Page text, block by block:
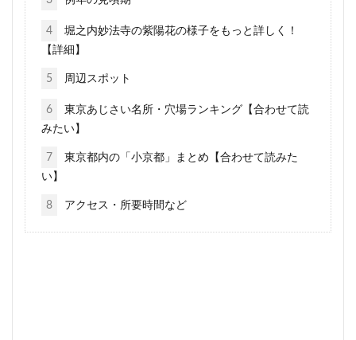
4
堀之内妙法寺の紫陽花の様子をもっと詳しく！
【詳細】
5 周辺スポット
6
東京あじさい名所・穴場ランキング【合わせて読
みたい】
7
東京都内の「小京都」まとめ【合わせて読みた
い】
8 アクセス・所要時間など